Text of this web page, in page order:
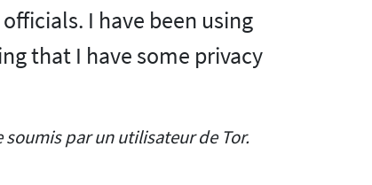
I have been using
that I have some privacy
par un utilisateur de Tor.